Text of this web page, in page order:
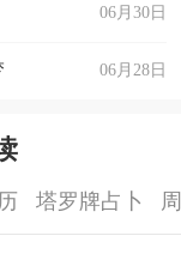
06月30日
06月28日
塔罗牌占卜